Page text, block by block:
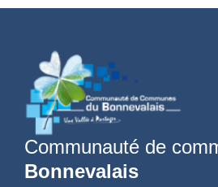
Communauté de
Bonnevalais